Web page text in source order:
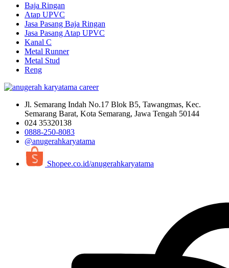
Baja Ringan
Atap UPVC
Jasa Pasang Baja Ringan
Jasa Pasang Atap UPVC
Kanal C
Metal Runner
Metal Stud
Reng
Jl. Semarang Indah No.17 Blok B5, Tawangmas, Kec.
Semarang Barat, Kota Semarang, Jawa Tengah 50144
024 35320138
0888-250-8083
@anugerahkaryatama
Shopee.co.id/anugerahkaryatama